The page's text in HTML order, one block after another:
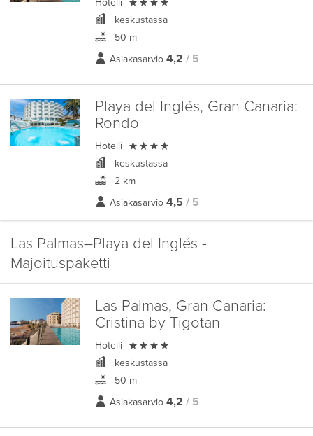
Hotelli
keskustassa
50 m
Asiakasarvio 4,2 / 5
Playa del Inglés, Gran Canaria:
Rondo
Hotelli 
keskustassa
2 km
Asiakasarvio 4,5 / 5
Las Palmas–Playa del Inglés -
Majoituspaketti
Las Palmas, Gran Canaria:
Cristina by Tigotan
Hotelli 
keskustassa
50 m
Asiakasarvio 4,2 / 5